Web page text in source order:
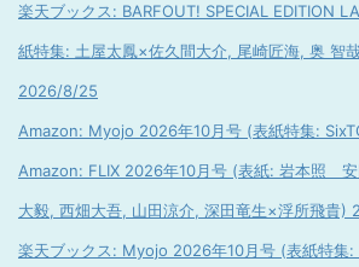
楽天ブックス: BARFOUT! SPECIAL EDITION
紙特集: 土屋太鳳×佐久間大介, 尾崎匠海, 奥 智
2026/8/25
Amazon: Myojo 2026年10月号 (表紙特集:
Amazon: FLIX 2026年10月号 (表紙: 岩本照
大毅, 西畑大吾, 山田涼介, 深田竜生×浮所飛貴)
楽天ブックス: Myojo 2026年10月号 (表紙特集